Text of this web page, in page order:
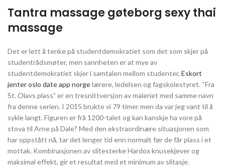
Tantra massage gøteborg sexy thai
massage
Det er lett å tenke på studentdemokratiet som det som skjer på
studentrådsmøter, men sannheten er at mye av
studentdemokratiet skjer i samtalen mellom studenter, Eskort
jenter oslo date app norgelærere, ledelsen og fagskolestyret. “Fra
St. Olavs plass” er en tresnittversjon av maleriet med samme navn
fra denne serien. I 2015 brukte vi 79 timer men da var jeg vant til å
sykle langt. Figuren er frå 1200-talet og kan kanskje ha vore på
stova til Arne på Dale? Med den ekstraordinære situasjonen som
har oppstått nå, tar det lenger tid enn normalt før de får plass i et
mottak. Kombinasjonen av slitesterke Hardox knusekjever og
maksimal effekt, gir et resultat med et minimum av slitasje.